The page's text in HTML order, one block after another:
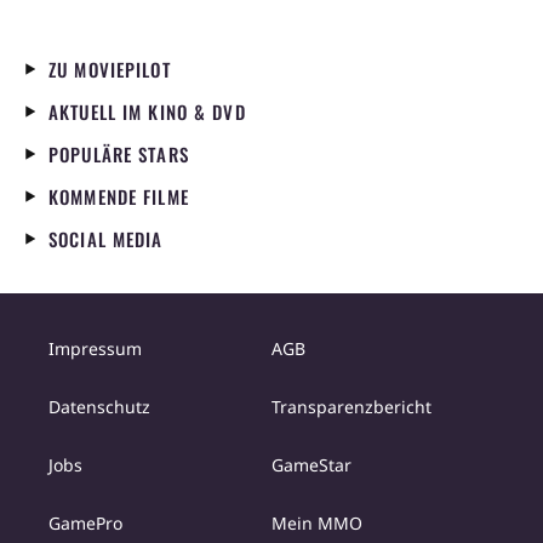
ZU MOVIEPILOT
AKTUELL IM KINO & DVD
POPULÄRE STARS
KOMMENDE FILME
SOCIAL MEDIA
Impressum AGB
Datenschutz Transparenzbericht
Jobs GameStar
GamePro Mein MMO